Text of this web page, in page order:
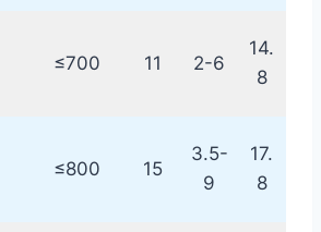
≤700 11 2-6
14.
8
≤800 15
3.5-
9
17.
8